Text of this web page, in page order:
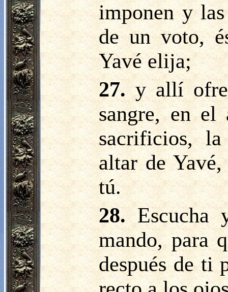
imponen y
de un voto,
Yavé elija;
27.y allí
sangre, en
sacrificios,
altar de
tú.
28.Escucha
mando, para
después de ti